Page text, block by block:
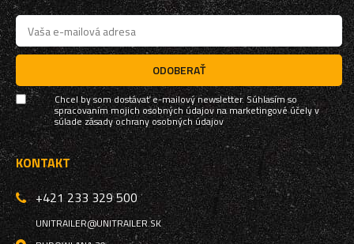
ODOBERAŤ
Chcel by som dostávať e-mailový newsletter. Súhlasím so
spracovaním mojich osobných údajov na marketingové účely v
súladezásady ochrany osobných údajov
KONTAKT
+421 233 329 500
UNITRAILER@UNITRAILER.SK